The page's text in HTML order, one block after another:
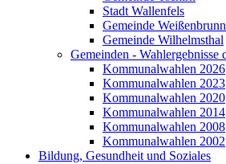
Stadt Wallenfels
Gemeinde Weißenbrunn
Gemeinde Wilhelmsthal
Gemeinden - Wahlergebnisse
Kommunalwahlen 2026
Kommunalwahlen 2023
Kommunalwahlen 2020
Kommunalwahlen 2014
Kommunalwahlen 2008
Kommunalwahlen 2002
Bildung, Gesundheit und Soziales